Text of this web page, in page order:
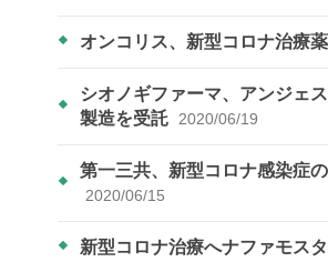
オンコリス、新型コロナ治療
シオノギファーマ、アンジェ
製造を受託
2020/06/19
第一三共、新型コロナ感染症
2020/06/15
新型コロナ治療へナファモ